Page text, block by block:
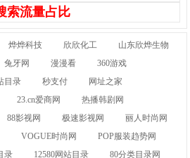
索流量占比
烨烨科技 欣欣化工
山东欣烨生物
兔牙网 漫漫看
360游戏
目录 秒支付
网址之家
23.cn爱商网
热播韩剧网
88影视网 极速影视网
丽人时尚网
VOGUE时尚网
POP服装趋势网
录 12580网站目录 80分类目录网